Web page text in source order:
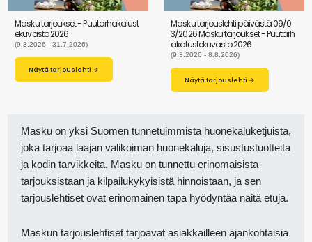
Masku tarjoukset - Puutarhakalust
ekuvasto 2026
(9.3.2026 - 31.7.2026)
Näytä tarjouslehti →
Masku tarjouslehti päivästä 09/0
3/2026 Masku tarjoukset - Puutarh
akalustekuvasto 2026
(9.3.2026 - 8.8.2026)
Näytä tarjouslehti →
Masku on yksi Suomen tunnetuimmista huonekaluketjuista,
joka tarjoaa laajan valikoiman huonekaluja, sisustustuotteita
ja kodin tarvikkeita. Masku on tunnettu erinomaisista
tarjouksistaan ja kilpailukykyisistä hinnoistaan, ja sen
tarjouslehtiset ovat erinomainen tapa hyödyntää näitä etuja.
Maskun tarjouslehtiset tarjoavat asiakkailleen ajankohtaisia